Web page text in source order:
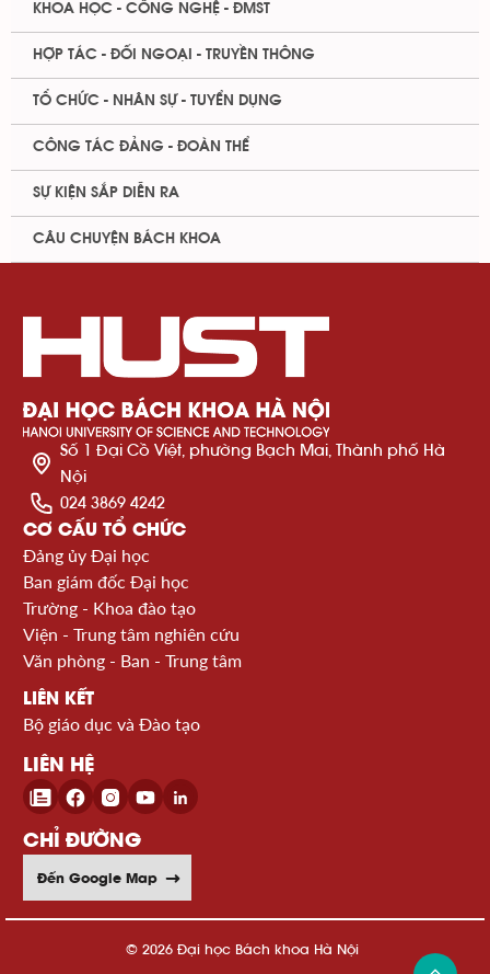
KHOA HỌC - CÔNG NGHỆ - ĐMST
HỢP TÁC - ĐỐI NGOẠI - TRUYỀN THÔNG
TỔ CHỨC - NHÂN SỰ - TUYỂN DỤNG
CÔNG TÁC ĐẢNG - ĐOÀN THỂ
SỰ KIỆN SẮP DIỄN RA
CÂU CHUYỆN BÁCH KHOA
Số 1 Đại Cồ Việt, phường Bạch Mai, Thành phố Hà
Nội
024 3869 4242
CƠ CẤU TỔ CHỨC
Đảng ủy Đại học
Ban giám đốc Đại học
Trường - Khoa đào tạo
Viện - Trung tâm nghiên cứu
Văn phòng - Ban - Trung tâm
LIÊN KẾT
Bộ giáo dục và Đào tạo
LIÊN HỆ
CHỈ ĐƯỜNG
Đến Google Map
© 2026 Đại học Bách khoa Hà Nội